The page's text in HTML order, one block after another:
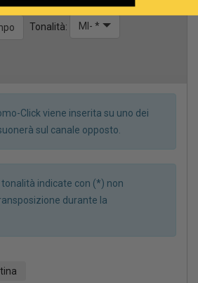
Tonalità: MI- *
Click viene inserita su uno dei
sul canale opposto.
tonalità indicate con (*) non
durante la